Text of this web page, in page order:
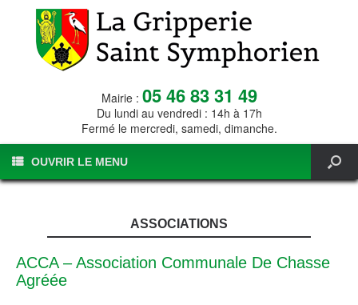
Mairie : 05 46 83 31 49
Du lundi au vendredi : 14h à 17h
Fermé le mercredi, samedi, dimanche.
OUVRIR LE MENU
ASSOCIATIONS
ACCA – Association Communale De Chasse
Agréée